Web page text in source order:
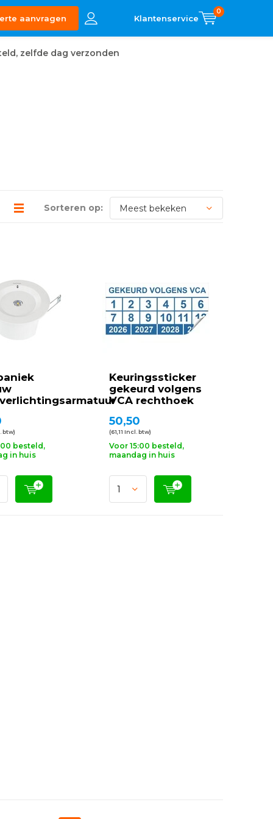
aanvragen
0
zelfde dag verzonden
Sorteren op:
btw)
besteld,
in huis
Keuringssticker
gekeurd volgens
VCA rechthoek
50,50
(61,11 Incl. btw)
Voor 15:00 besteld,
maandag in huis